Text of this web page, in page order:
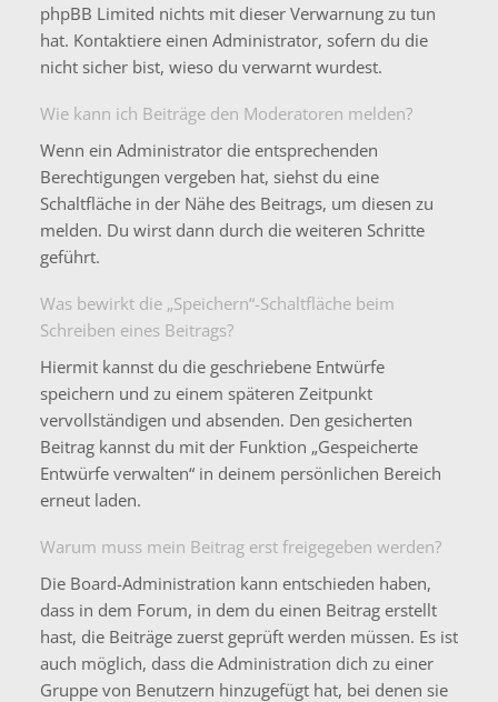
phpBB Limited nichts mit dieser Verwarnung zu tun
hat. Kontaktiere einen Administrator, sofern du die
nicht sicher bist, wieso du verwarnt wurdest.
Wie kann ich Beiträge den Moderatoren melden?
Wenn ein Administrator die entsprechenden
Berechtigungen vergeben hat, siehst du eine
Schaltfläche in der Nähe des Beitrags, um diesen zu
melden. Du wirst dann durch die weiteren Schritte
geführt.
Was bewirkt die „Speichern“-Schaltfläche beim
Schreiben eines Beitrags?
Hiermit kannst du die geschriebene Entwürfe
speichern und zu einem späteren Zeitpunkt
vervollständigen und absenden. Den gesicherten
Beitrag kannst du mit der Funktion „Gespeicherte
Entwürfe verwalten“ in deinem persönlichen Bereich
erneut laden.
Warum muss mein Beitrag erst freigegeben werden?
Die Board-Administration kann entschieden haben,
dass in dem Forum, in dem du einen Beitrag erstellt
hast, die Beiträge zuerst geprüft werden müssen. Es ist
auch möglich, dass die Administration dich zu einer
Gruppe von Benutzern hinzugefügt hat, bei denen sie